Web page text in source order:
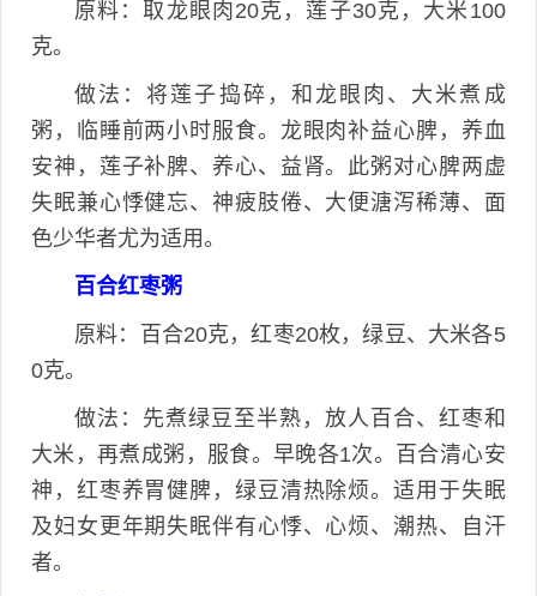
原料：取龙眼肉20克，莲子30克，大米100
克。
做法：将莲子捣碎，和龙眼肉、大米煮成
粥，临睡前两小时服食。龙眼肉补益心脾，养血
安神，莲子补脾、养心、益肾。此粥对心脾两虚
失眠兼心悸健忘、神疲肢倦、大便溏泻稀薄、面
色少华者尤为适用。
百合红枣粥
原料：百合20克，红枣20枚，绿豆、大米各5
0克。
做法：先煮绿豆至半熟，放人百合、红枣和
大米，再煮成粥，服食。早晚各1次。百合清心安
神，红枣养胃健脾，绿豆清热除烦。适用于失眠
及妇女更年期失眠伴有心悸、心烦、潮热、自汗
者。